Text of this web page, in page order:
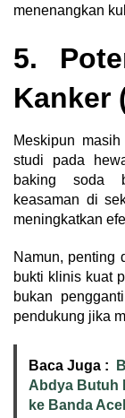
menenangkan
5.
Kanker
Meskipun
studi pada
baking soda
keasaman di
meningkatkan
Namun, penting
bukti klinis kuat
bukan
pendukung jika
Baca Juga :
Abdya Butuh
ke Banda